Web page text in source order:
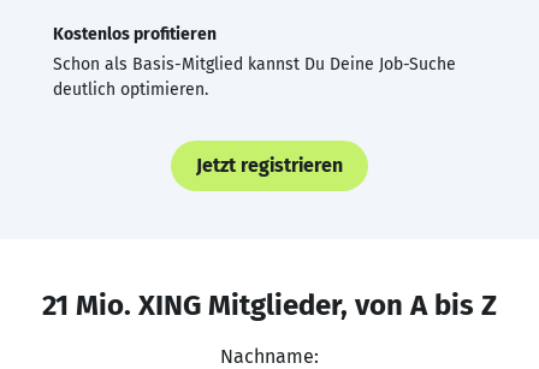
Kostenlos profitieren
Schon als Basis-Mitglied kannst Du Deine Job-Suche
deutlich optimieren.
Jetzt registrieren
21 Mio. XING Mitglieder, von A bis Z
Nachname: